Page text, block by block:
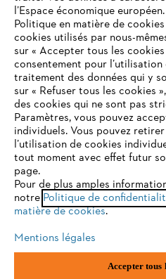
STIHL FAQ
Contact
Politique de protection des
Mentions légales
ANDREAS STIHL NV, Veurtstraat 117,
VOTRE
N'EST PLUS PRIS
Vous utilisez un navigateur
en charge, et certaines
peuvent fonctionner
optimale de notre site, nous
l'un des navigateurs suivants :
firefox
l’Espace économique
Politique en matière de
cookies utilisés par nous-
sur « Accepter tous les
consentement pour
traitement des données qui y
sur « Refuser tous les cookies
des cookies qui ne sont pas
Paramètres, vous pouvez
individuels. Vous pouvez
l’utilisation de cookies
tout moment avec effet futur
page.
Pour de plus amples
notre Politique de
matière de cookies.
Mentions légales
Accepter tous